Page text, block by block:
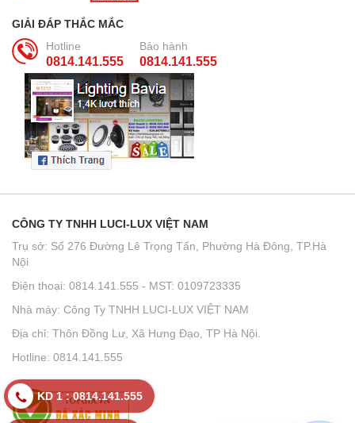
GIẢI ĐÁP THẮC MẮC
Hotline
0814.141.555
Bảo hành
0814.141.555
CÔNG TY TNHH LUCI-LUX VIỆT NAM
Trụ sở: Số 276 Đường Lê Trọng Tấn, Phường Hà Đông, TP.Hà
Nội
Điện thoại: 0814.141.555 - MST: 0109723335
Nhà máy: Công Ty TNHH LUCI-LUX VIỆT NAM
Địa chỉ: Thôn Đồng Lư, Xã Hưng Đạo, TP Hà Nội.
Hotline: 0814.141.555
KD 1 : 0814.141.555